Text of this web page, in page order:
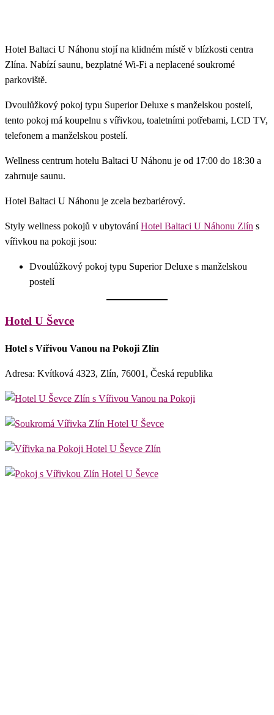
Hotel Baltaci U Náhonu stojí na klidném místě v blízkosti centra
Zlína. Nabízí saunu, bezplatné Wi-Fi a neplacené soukromé
parkoviště.
Dvoulůžkový pokoj typu Superior Deluxe s manželskou postelí,
tento pokoj má koupelnu s vířivkou, toaletními potřebami, LCD TV,
telefonem a manželskou postelí.
Wellness centrum hotelu Baltaci U Náhonu je od 17:00 do 18:30 a
zahrnuje saunu.
Hotel Baltaci U Náhonu je zcela bezbariérový.
Styly wellness pokojů v ubytováníHotel Baltaci U Náhonu Zlín s
vířivkou na pokoji jsou:
Dvoulůžkový pokoj typu Superior Deluxe s manželskou
postelí
Hotel U Ševce
Hotel s Vířivou Vanou na Pokoji Zlín
Adresa: Kvítková 4323, Zlín, 76001, Česká republika